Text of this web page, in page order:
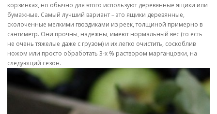
корзинках, но обычно для этого используют деревянные ящики или
бумажные. Самый лучший вариант – это ящики деревянные,
сколоченные мелкими гвоздиками из реек, толщиной примерно в
сантиметр. Они прочны, надежны, имеют нормальный вес (то есть
не очень тяжелые даже с грузом) и их легко очистить, соскоблив
ножом или просто обработать 3-х % раствором марганцовки, на
следующий сезон.